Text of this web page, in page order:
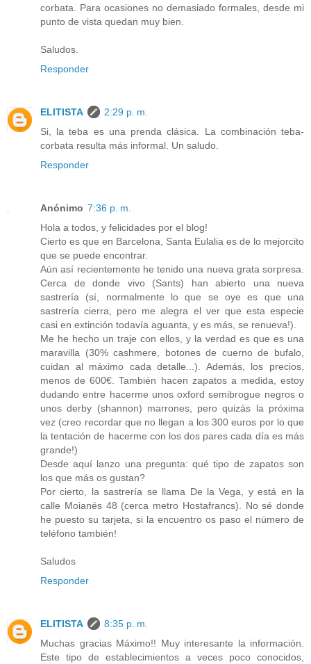
corbata. Para ocasiones no demasiado formales, desde mi
punto de vista quedan muy bien.
Saludos.
Responder
ELITISTA
2:29 p. m.
Si, la teba es una prenda clásica. La combinación teba-
corbata resulta más informal. Un saludo.
Responder
Anónimo 7:36 p. m.
Hola a todos, y felicidades por el blog!
Cierto es que en Barcelona, Santa Eulalia es de lo mejorcito
que se puede encontrar.
Aún así recientemente he tenido una nueva grata sorpresa.
Cerca de donde vivo (Sants) han abierto una nueva
sastrería (sí, normalmente lo que se oye es que una
sastrería cierra, pero me alegra el ver que esta especie
casi en extinción todavía aguanta, y es más, se renueva!).
Me he hecho un traje con ellos, y la verdad es que es una
maravilla (30% cashmere, botones de cuerno de bufalo,
cuidan al máximo cada detalle...). Además, los precios,
menos de 600€. También hacen zapatos a medida, estoy
dudando entre hacerme unos oxford semibrogue negros o
unos derby (shannon) marrones, pero quizás la próxima
vez (creo recordar que no llegan a los 300 euros por lo que
la tentación de hacerme con los dos pares cada día es más
grande!)
Desde aquí lanzo una pregunta: qué tipo de zapatos son
los que más os gustan?
Por cierto, la sastrería se llama De la Vega, y está en la
calle Moianés 48 (cerca metro Hostafrancs). No sé donde
he puesto su tarjeta, si la encuentro os paso el número de
teléfono también!
Saludos
Responder
ELITISTA
8:35 p. m.
Muchas gracias Máximo!! Muy interesante la información.
Este tipo de establecimientos a veces poco conocidos,